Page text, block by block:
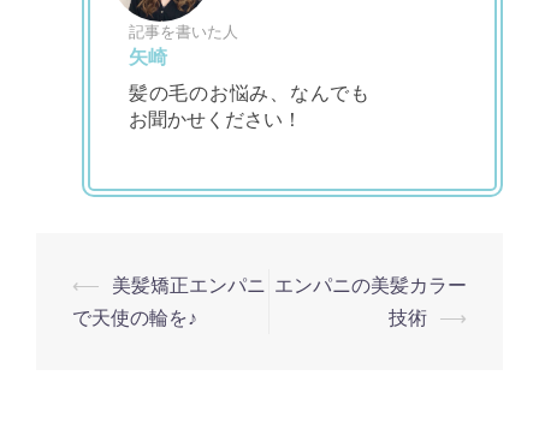
記事を書いた人
矢崎
髪の毛のお悩み、なんでも
お聞かせください！
投
稿
⟵
美髪矯正エンパニ
で天使の輪を♪
エンパニの美髪カラー
技術
⟶